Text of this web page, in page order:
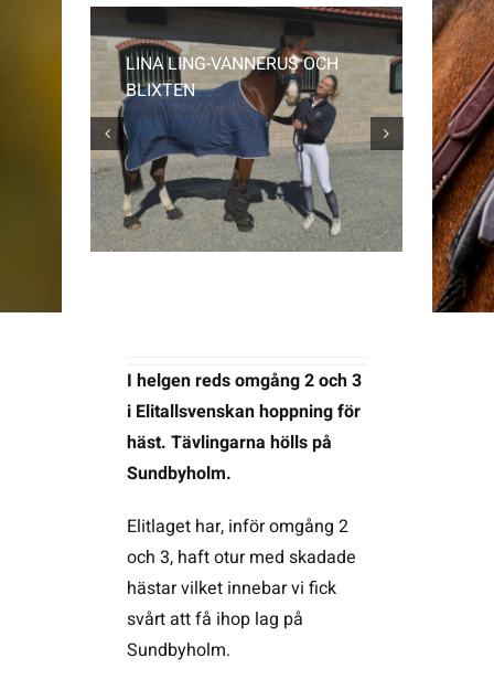
Kontakta SFK
Profilprodukter
Nyheter,
reportage och
kuriosa
DIXIE KONG
LINA LING-VANNERUS OCH
BLIXTEN
I helgen reds omgång 2 och 3
i Elitallsvenskan hoppning för
häst. Tävlingarna hölls på
Sundbyholm.
Elitlaget har, inför omgång 2
och 3, haft otur med skadade
hästar vilket innebar vi fick
svårt att få ihop lag på
Sundbyholm.